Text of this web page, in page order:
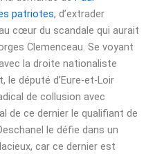
patriotes, d’extrader
cœur du scandale qui aurait
Clemenceau. Se voyant
la droite nationaliste
le député d’Eure-et-Loir
de collusion avec
de ce dernier le qualifiant de
le défie dans un
car ce dernier est